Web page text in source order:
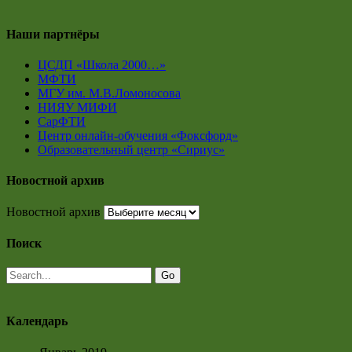
Наши партнёры
ЦСДП «Школа 2000…»
МФТИ
МГУ им. М.В.Ломоносова
НИЯУ МИФИ
СарФТИ
Центр онлайн-обучения «Фоксфорд»
Образовательный центр «Сириус»
Новостной архив
Новостной архив
Поиск
Календарь